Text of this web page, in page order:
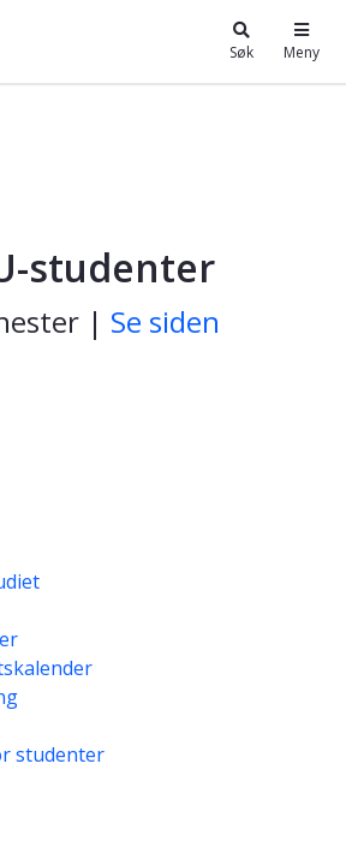
Søk Meny
studenter
| Se siden
studenter